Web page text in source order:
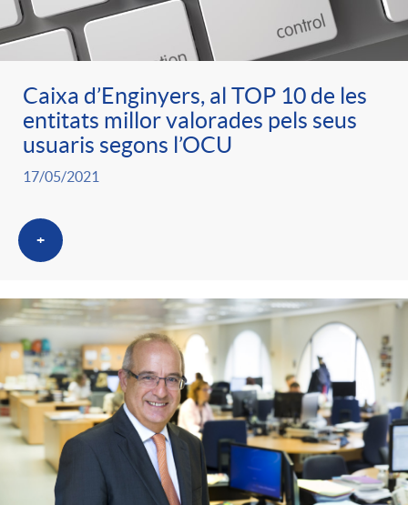
r
a
S
a
l
a
d
e
ó
p
e
c
a
t
e
t
e
n
d
o
A
n
l
i
c
a
d
o
r
d
Caixa d’Enginyers, al TOP 10 de les
entitats millor valorades pels seus
usuaris segons l’OCU
17/05/2021
+